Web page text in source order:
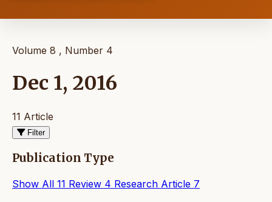
Volume 8 , Number 4
Dec 1, 2016
11 Article
Filter
Publication Type
Show All 11 Review 4 Research Article 7